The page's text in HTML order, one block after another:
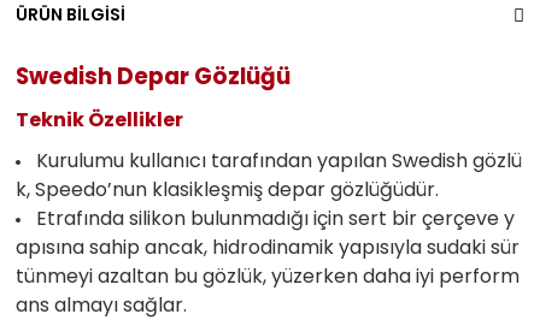
ÜRÜN BİLGİSİ
Swedish Depar Gözlüğü
Teknik Özellikler
Kurulumu kullanıcı tarafından yapılan Swedish gözlü
k, Speedo’nun klasikleşmiş depar gözlüğüdür.
Etrafında silikon bulunmadığı için sert bir çerçeve y
apısına sahip ancak, hidrodinamik yapısıyla sudaki sür
tünmeyi azaltan bu gözlük, yüzerken daha iyi perform
ans almayı sağlar.